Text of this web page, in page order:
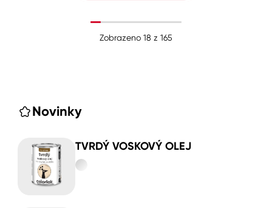
Zobrazeno 18 z 165
Novinky
TVRDÝ VOSKOVÝ OLEJ